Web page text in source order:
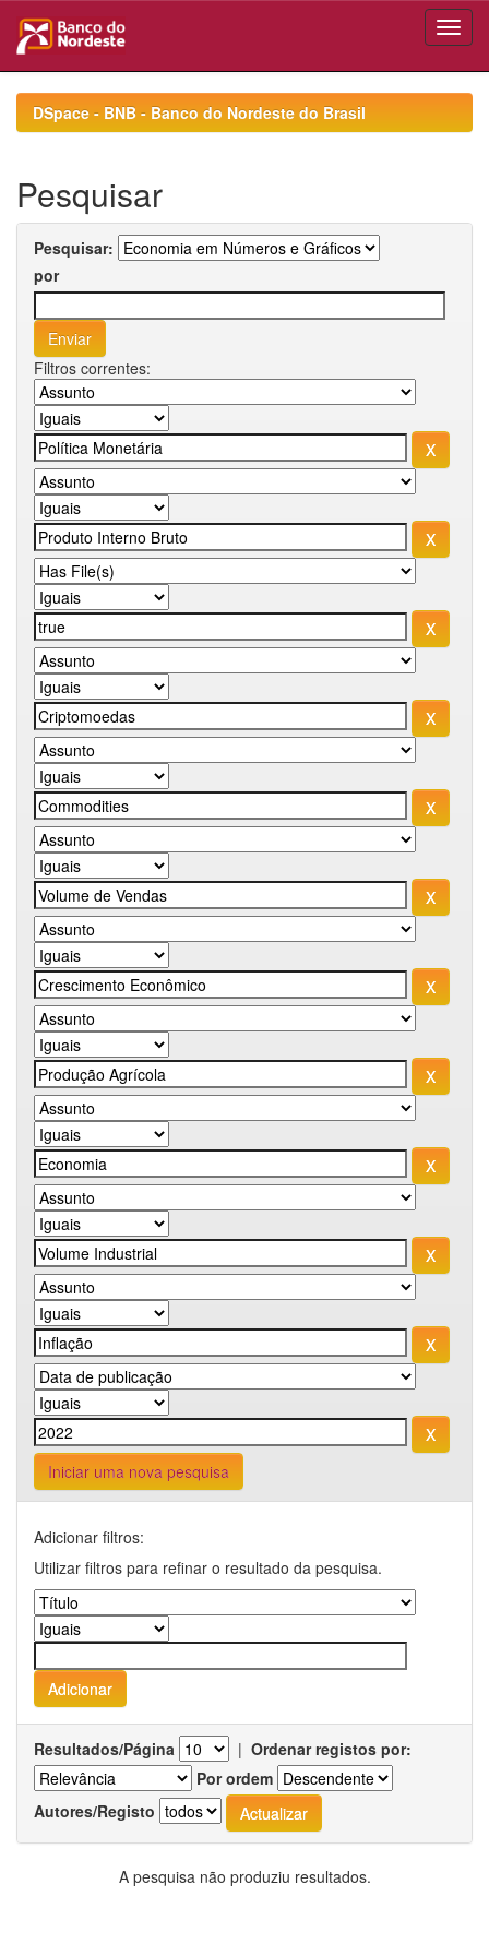
navigationDSpace - BNB - Banco do Nordeste do Brasil
Pesquisar
Pesquisar:
por
Filtros correntes:
Iniciar uma nova pesquisa
Adicionar filtros:
Utilizar filtros para refinar o resultado da pesquisa.
Resultados/Página | Ordenar registos por:
Por ordem
Autores/Registo
A pesquisa não produziu resultados.